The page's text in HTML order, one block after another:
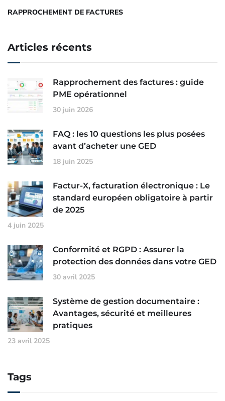
RAPPROCHEMENT DE FACTURES
Articles récents
Rapprochement des factures : guide
PME opérationnel
30 juin 2026
FAQ : les 10 questions les plus posées
avant d’acheter une GED
18 juin 2025
Factur-X, facturation électronique : Le
standard européen obligatoire à partir
de 2025
4 juin 2025
Conformité et RGPD : Assurer la
protection des données dans votre GED
30 avril 2025
Système de gestion documentaire :
Avantages, sécurité et meilleures
pratiques
23 avril 2025
Tags